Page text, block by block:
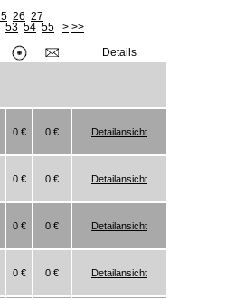
26 27
53 54 55 > >>
Details
0 € 0 € Detailansicht
0 € 0 € Detailansicht
0 € 0 € Detailansicht
0 € 0 € Detailansicht